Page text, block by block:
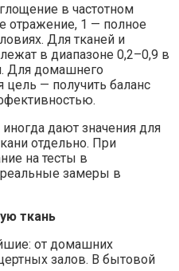
в частотном
отражение, 1 — полное
Для тканей и
в диапазоне 0,2–0,9 в
Для домашнего
цель — получить баланс
дают значения для
отдельно. При
на тесты в
замеры в
ткань
от домашних
залов. В бытовой